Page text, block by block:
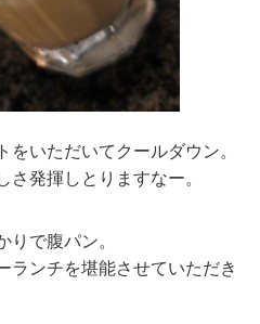
いただいてクールダウン。
さ発揮しとりますなー。
りで腹パン。
ランチを堪能させていただき